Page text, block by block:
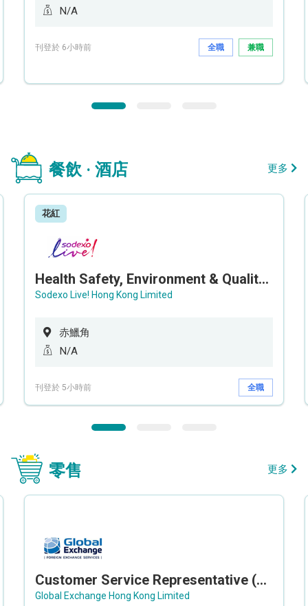
N/A
刊登於 6小時前 全職 兼職
餐飲 · 酒店 更多
花紅
Health Safety, Environment & Quality Assurance Officer (Maternity cover – 5 months contract)
Sodexo Live! Hong Kong Limited
赤鱲角
N/A
刊登於 5小時前 全職
零售 更多
Customer Service Representative (Airport)
Global Exchange Hong Kong Limited